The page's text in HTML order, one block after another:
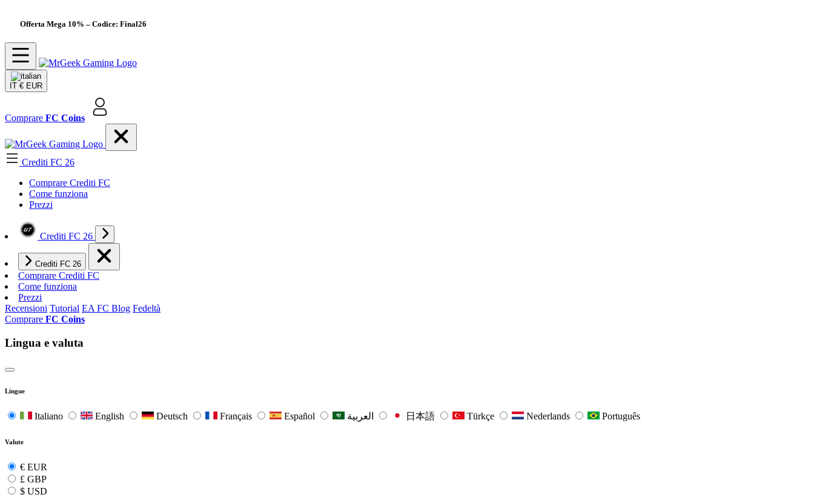
Offerta Mega 10% – Codice: Final26
IT € EUR
Comprare FC Coins
Crediti FC 26
Comprare Crediti FC
Come funziona
Prezzi
Crediti FC 26
Crediti FC 26
Comprare Crediti FC
Come funziona
Prezzi
Recensioni Tutorial EA FC Blog Fedeltà
Comprare FC Coins
Lingua e valuta
Lingue
Italiano English Deutsch Français Español 日本語 Türkçe Nederlands Português
Valute
€ EUR
£ GBP
$ USD